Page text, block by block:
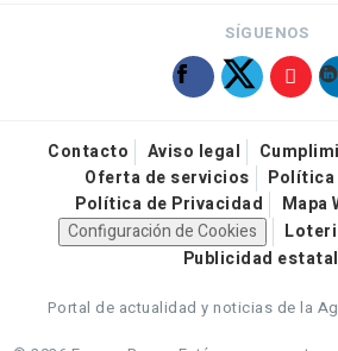
SÍGUENOS
Contacto Aviso legal
Oferta de servicios
Política
Política de Privacidad
Mapa
Configuración de Cookies
Publicidad estatal
Portal de actualidad y noticias de la